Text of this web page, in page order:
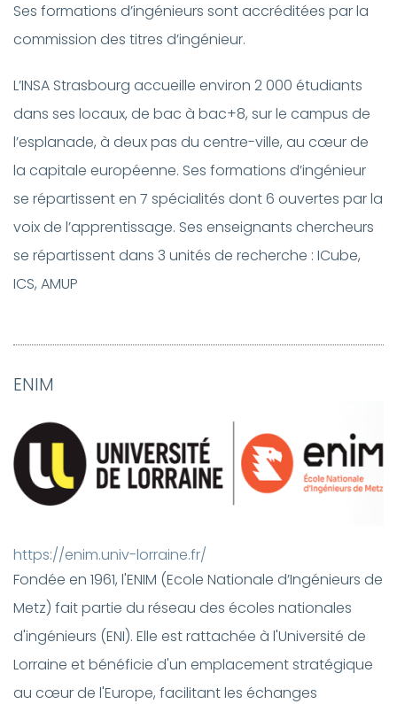
Ses formations d’ingénieurs sont accréditées par la
commission des titres d’ingénieur.
L’INSA Strasbourg accueille environ 2 000 étudiants
dans ses locaux, de bac à bac+8, sur le campus de
l’esplanade, à deux pas du centre-ville, au cœur de
la capitale européenne. Ses formations d’ingénieur
se répartissent en 7 spécialités dont 6 ouvertes par la
voix de l’apprentissage. Ses enseignants chercheurs
se répartissent dans 3 unités de recherche : ICube,
ICS, AMUP
ENIM
https://enim.univ-lorraine.fr/
Fondée en 1961, l'ENIM (Ecole Nationale d’Ingénieurs de
Metz) fait partie du réseau des écoles nationales
d'ingénieurs (ENI). Elle est rattachée à l'Université de
Lorraine et bénéficie d'un emplacement stratégique
au cœur de l'Europe, facilitant les échanges